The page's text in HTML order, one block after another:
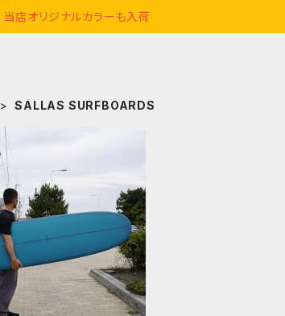
店オリジナルカラーも入荷
SALLAS SURFBOARDS